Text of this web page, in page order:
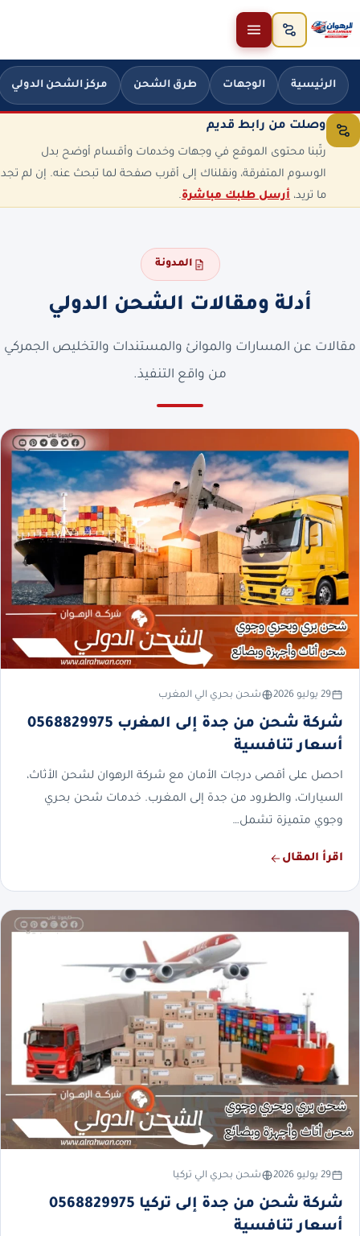
تخطَّ إلى المحتوى
الرئيسية الوجهات طرق الشحن مركز الشحن الدولي
وصلت من رابط قديم
رتّبنا محتوى الموقع في وجهات وخدمات وأقسام أوضح بدل
الوسوم المتفرقة، ونقلناك إلى أقرب صفحة لما تبحث عنه. إن لم تجد
ما تريد، أرسل طلبك مباشرة.
المدونة
أدلة ومقالات الشحن الدولي
مقالات عن المسارات والموانئ والمستندات والتخليص الجمركي
من واقع التنفيذ.
29 يوليو 2026 شحن بحري الي المغرب
شركة شحن من جدة إلى المغرب 0568829975
أسعار تنافسية
احصل على أقصى درجات الأمان مع شركة الرهوان لشحن الأثاث،
السيارات، والطرود من جدة إلى المغرب. خدمات شحن بحري
وجوي متميزة تشمل…
اقرأ المقال
29 يوليو 2026 شحن بحري الي تركيا
شركة شحن من جدة إلى تركيا 0568829975
أسعار تنافسية